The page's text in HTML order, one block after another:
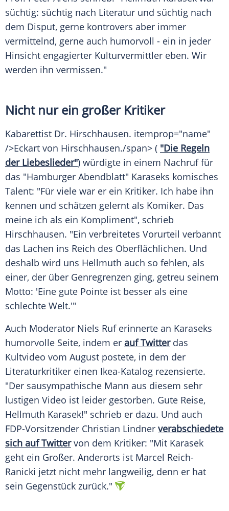
süchtig: süchtig nach Literatur und süchtig nach
dem Disput, gerne kontrovers aber immer
vermittelnd, gerne auch humorvoll - ein in jeder
Hinsicht engagierter Kulturvermittler eben. Wir
werden ihn vermissen."
Nicht nur ein großer Kritiker
Kabarettist Dr. Hirschhausen. itemprop="name"
/>Eckart von Hirschhausen./span> ( "Die Regeln
der Liebeslieder") würdigte in einem Nachruf für
das "Hamburger Abendblatt" Karaseks komisches
Talent: "Für viele war er ein Kritiker. Ich habe ihn
kennen und schätzen gelernt als Komiker. Das
meine ich als ein Kompliment", schrieb
Hirschhausen. "Ein verbreitetes Vorurteil verbannt
das Lachen ins Reich des Oberflächlichen. Und
deshalb wird uns Hellmuth auch so fehlen, als
einer, der über Genregrenzen ging, getreu seinem
Motto: 'Eine gute Pointe ist besser als eine
schlechte Welt.'"
Auch Moderator Niels Ruferinnerte an Karaseks
humorvolle Seite, indem er auf Twitterdas
Kultvideo vom August postete, in dem der
Literaturkritiker einen Ikea-Katalog rezensierte.
"Der sausympathische Mann aus diesem sehr
lustigen Video ist leider gestorben. Gute Reise,
Hellmuth Karasek!" schrieb er dazu. Und auch
FDP-Vorsitzender Christian Lindner verabschiedete
sich auf Twittervon dem Kritiker: "Mit Karasek
geht ein Großer. Anderorts ist Marcel Reich-
Ranicki jetzt nicht mehr langweilig, denn er hat
sein Gegenstück zurück."